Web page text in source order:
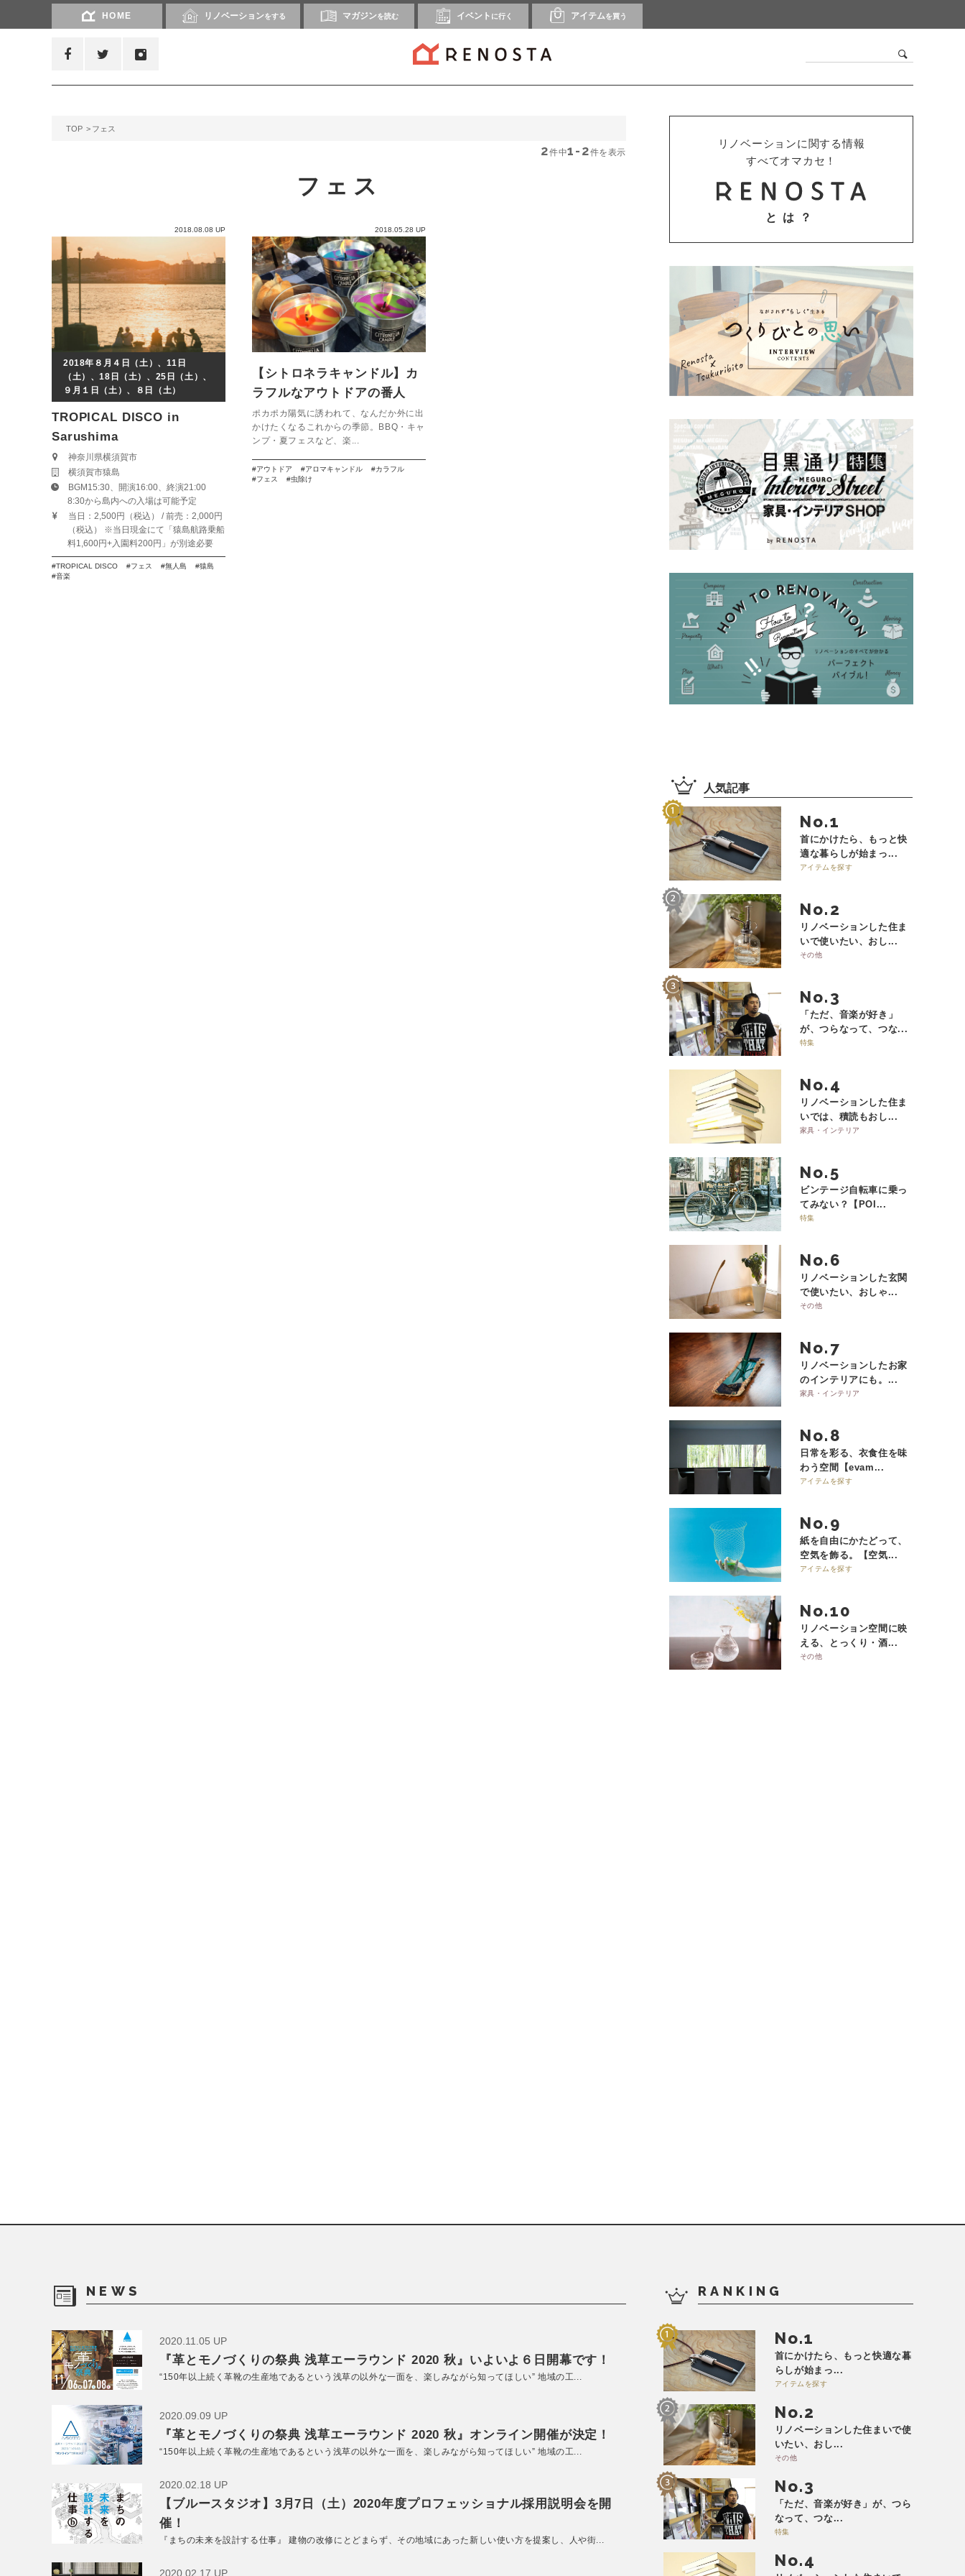
HOME リノベーションをする マガジンを読む イベント に行く アイテムを買う
TOP フェス
2件中1-2件を表示
フェス
2018.08.08 UP
2018年８月４日（土）、11日
（土）、18日（土）、25日（土）、
９月１日（土）、８日（土）
TROPICAL DISCO in
Sarushima
神奈川県横須賀市
横須賀市猿島
BGM15:30、開演16:00、終演21:00
8:30から島内への入場は可能予定
当日：2,500円（税込） / 前売：2,000円
（税込） ※当日現金にて「猿島航路乗船
料1,600円+入園料200円」が別途必要
TROPICAL DISCO フェス 無人島
猿島
音楽
2018.05.28 UP
【シトロネラキャンドル】カ
ラフルなアウトドアの番人
ポカポカ陽気に誘われて、なんだか外に出
かけたくなるこれからの季節。BBQ・キャ
ンプ・夏フェスなど、楽...
アウトドア アロマキャンドル
カラフル
フェス
虫除け
リノベーションに関する情報
すべてオマカセ！
とは？
人気記事
No.
首にかけたら、もっと快
適な暮らしが始まっ...
アイテムを探す
No.
リノベーションした住ま
いで使いたい、おし...
その他
No.
「ただ、音楽が好き」
が、つらなって、つな...
特集
No.
リノベーションした住ま
いでは、積読もおし...
家具・インテリア
No.
ビンテージ自転車に乗っ
てみない？【POI...
特集
No.
リノベーションした玄関
で使いたい、おしゃ...
その他
No.
リノベーションしたお家
のインテリアにも。...
家具・インテリア
No.
日常を彩る、衣食住を味
わう空間【evam...
アイテムを探す
No.
紙を自由にかたどって、
空気を飾る。【空気...
アイテムを探す
No.
リノベーション空間に映
える、とっくり・酒...
その他
NEWS
2020.11.05 UP
『革とモノづくりの祭典 浅草エーラウンド 2020 秋』いよいよ６日開幕です！
“150年以上続く革靴の生産地であるという浅草の以外な一面を、楽しみながら知ってほしい” 地域の工...
2020.09.09 UP
『革とモノづくりの祭典 浅草エーラウンド 2020 秋』オンライン開催が決定！
“150年以上続く革靴の生産地であるという浅草の以外な一面を、楽しみながら知ってほしい” 地域の工...
2020.02.18 UP
【ブルースタジオ】3月7日（土）2020年度プロフェッショナル採用説明会を開
催！
『まちの未来を設計する仕事』 建物の改修にとどまらず、その地域にあった新しい使い方を提案し、人や街...
2020.02.17 UP
RANKING
No.
首にかけたら、もっと快適な暮
らしが始まっ...
アイテムを探す
No.
リノベーションした住まいで使
いたい、おし...
その他
No.
「ただ、音楽が好き」が、つら
なって、つな...
特集
No.